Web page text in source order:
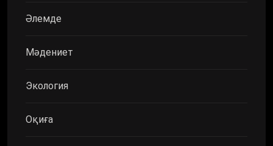
Әлемде
Мәдениет
Экология
Оқиға